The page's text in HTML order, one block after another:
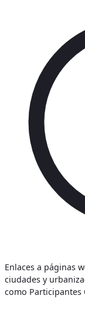
Enlaces a páginas
ciudades y
como Participantes